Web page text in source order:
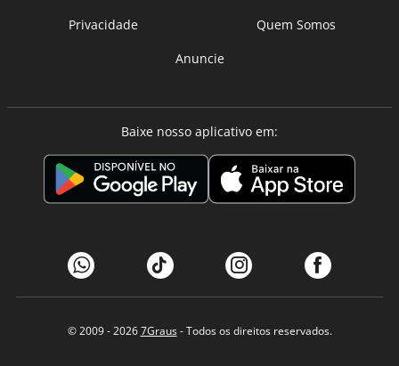
Privacidade
Quem Somos
Anuncie
Baixe nosso aplicativo em:
© 2009 - 20267Graus- Todos os direitos reservados.